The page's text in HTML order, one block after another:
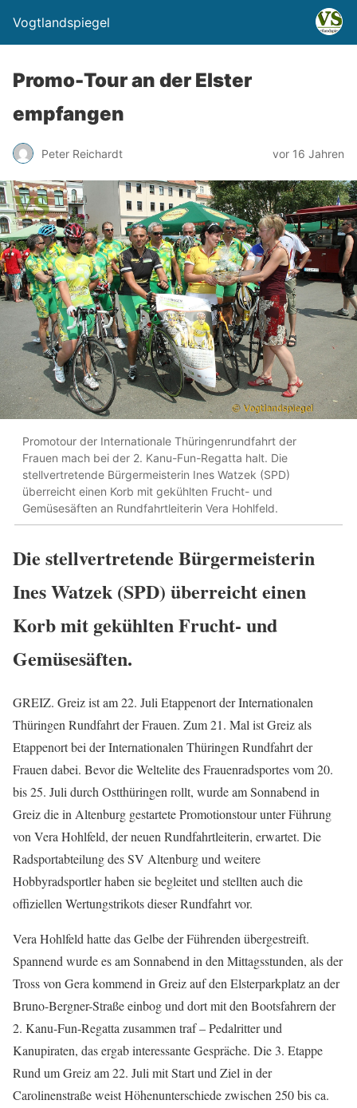
Vogtlandspiegel
Promo-Tour an der Elster
empfangen
Peter Reichardt vor 16 Jahren
Promotour der Internationale Thüringenrundfahrt der
Frauen mach bei der 2. Kanu-Fun-Regatta halt. Die
stellvertretende Bürgermeisterin Ines Watzek (SPD)
überreicht einen Korb mit gekühlten Frucht- und
Gemüsesäften an Rundfahrtleiterin Vera Hohlfeld.
Die stellvertretende Bürgermeisterin
Ines Watzek (SPD) überreicht einen
Korb mit gekühlten Frucht- und
Gemüsesäften.
GREIZ. Greiz ist am 22. Juli Etappenort der Internationalen
Thüringen Rundfahrt der Frauen. Zum 21. Mal ist Greiz als
Etappenort bei der Internationalen Thüringen Rundfahrt der
Frauen dabei. Bevor die Weltelite des Frauenradsportes vom 20.
bis 25. Juli durch Ostthüringen rollt, wurde am Sonnabend in
Greiz die in Altenburg gestartete Promotionstour unter Führung
von Vera Hohlfeld, der neuen Rundfahrtleiterin, erwartet. Die
Radsportabteilung des SV Altenburg und weitere
Hobbyradsportler haben sie begleitet und stellten auch die
offiziellen Wertungstrikots dieser Rundfahrt vor.
Vera Hohlfeld hatte das Gelbe der Führenden übergestreift.
Spannend wurde es am Sonnabend in den Mittagsstunden, als der
Tross von Gera kommend in Greiz auf den Elsterparkplatz an der
Bruno-Bergner-Straße einbog und dort mit den Bootsfahrern der
2. Kanu-Fun-Regatta zusammen traf – Pedalritter und
Kanupiraten, das ergab interessante Gespräche. Die 3. Etappe
Rund um Greiz am 22. Juli mit Start und Ziel in der
Carolinenstraße weist Höhenunterschiede zwischen 250 bis ca.